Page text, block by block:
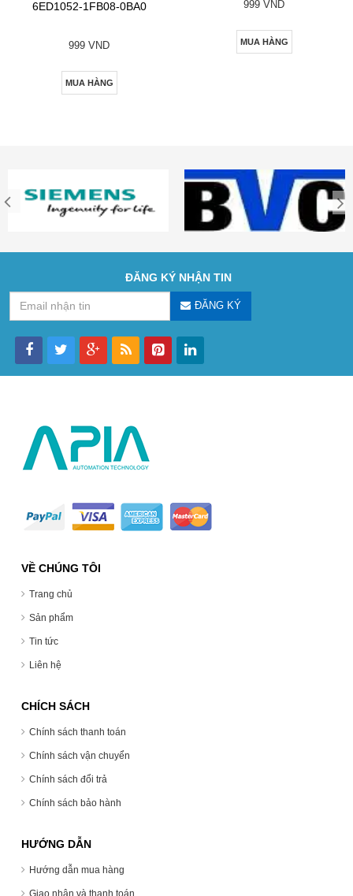
6ED1052-1FB08-0BA0
999 VND
MUA HÀNG
999 VND
MUA HÀNG
ĐĂNG KÝ NHẬN TIN
ĐĂNG KÝ
VỀ CHÚNG TÔI
Trang chủ
Sản phẩm
Tin tức
Liên hệ
CHÍCH SÁCH
Chính sách thanh toán
Chính sách vận chuyển
Chính sách đổi trả
Chính sách bảo hành
HƯỚNG DẪN
Hướng dẫn mua hàng